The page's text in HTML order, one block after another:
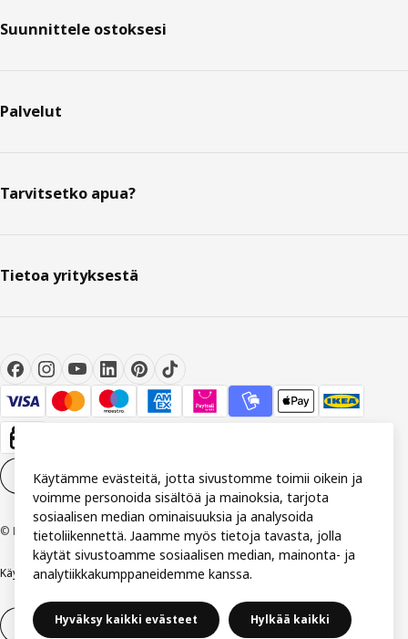
Suunnittele ostoksesi
Palvelut
Tarvitsetko apua?
Tietoa yrityksestä
Evästeasetukset FI
© Inter IKEA Systems B.V 1999-2026
KäyttöehdotYksityisyys ja tietosuojaEvästekäytäntö
14 vuorokauden tilauksen peruuttamisoikeus
Käytämme evästeitä, jotta sivustomme toimii oikein ja
voimme personoida sisältöä ja mainoksia, tarjota
sosiaalisen median ominaisuuksia ja analysoida
tietoliikennettä. Jaamme myös tietoja tavasta, jolla
käytät sivustoamme sosiaalisen median, mainonta- ja
analytiikkakumppaneidemme kanssa.
Hyväksy kaikki evästeet Hylkää kaikki